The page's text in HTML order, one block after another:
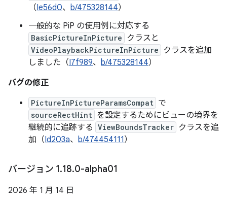
（Ie56d0、 b/475328144）
一般的な PiP の使用例に対応する
BasicPictureInPicture クラスと
VideoPlaybackPictureInPicture
クラスを追加
しました（I7f989、 b/475328144）
バグの修正
PictureInPictureParamsCompat で
sourceRectHint を設定するためにビューの境界を
継続的に追跡する ViewBoundsTracker クラスを追
加（Id203a、 b/474454111）
バージョン 1.18.0-alpha01
2026 年 1 月 14 日